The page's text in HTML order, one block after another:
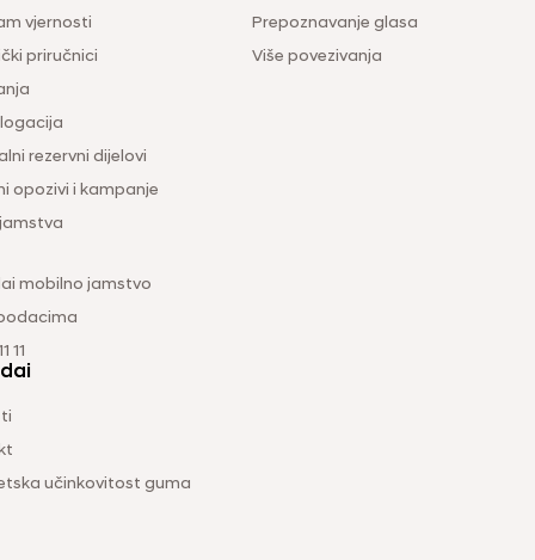
vjernosti
priručnici
rezervni dijelovi
opozivi i kampanje
mobilno jamstvo
11
Prepoznavanje glasa
Više povezivanja
učinkovitost guma